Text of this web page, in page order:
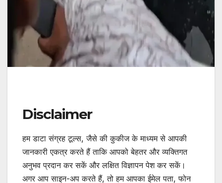
Disclaimer
हम डाटा संग्रह टूल्स, जैसे की कुकीज के माध्यम से आपकी
जानकारी एकत्र करते हैं ताकि आपको बेहतर और व्यक्तिगत
अनुभव प्रदान कर सकें और लक्षित विज्ञापन पेश कर सकें।
अगर आप साइन-अप करते हैं, तो हम आपका ईमेल पता, फोन